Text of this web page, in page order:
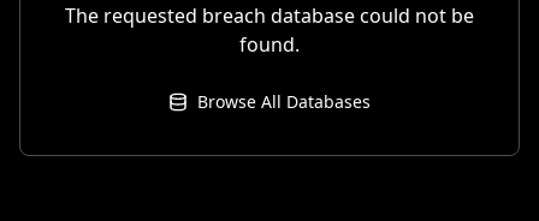
The requested breach database could not be
found.
Browse All Databases